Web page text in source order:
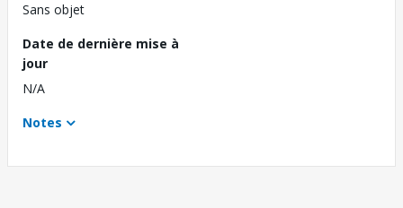
Sans objet
Date de dernière mise à
jour
N/A
Notes